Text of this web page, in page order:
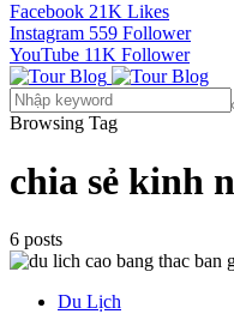
Facebook 21K Likes
Instagram 559 Follower
YouTube 11K Follower
Browsing Tag
chia sẻ kinh
6 posts
Du Lịch